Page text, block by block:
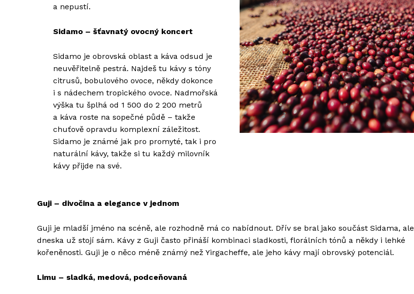
a nepustí.
Sidamo – šťavnatý ovocný koncert
Sidamo je obrovská oblast a káva odsud je
neuvěřitelně pestrá. Najdeš tu kávy s tóny
citrusů, bobulového ovoce, někdy dokonce
i s nádechem tropického ovoce. Nadmořská
výška tu šplhá od 1 500 do 2 200 metrů
a káva roste na sopečné půdě – takže
chuťově opravdu komplexní záležitost.
Sidamo je známé jak pro promyté, tak i pro
naturální kávy, takže si tu každý milovník
kávy přijde na své.
Guji – divočina a elegance v jednom
Guji je mladší jméno na scéně, ale rozhodně má co nabídnout. Dřív se bral jako součást Sidama, ale
dneska už stojí sám. Kávy z Guji často přináší kombinaci sladkosti, florálních tónů a někdy i lehké
kořeněnosti. Guji je o něco méně známý než Yirgacheffe, ale jeho kávy mají obrovský potenciál.
Limu – sladká, medová, podceňovaná